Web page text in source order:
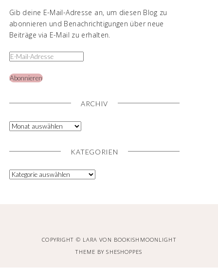
Gib deine E-Mail-Adresse an, um diesen Blog zu
abonnieren und Benachrichtigungen über neue
Beiträge via E-Mail zu erhalten.
Abonnieren
ARCHIV
KATEGORIEN
COPYRIGHT © LARA VON BOOKISHMOONLIGHT
THEME BYSHESHOPPES